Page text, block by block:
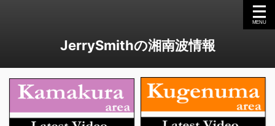
JerrySmithの湘南波情報